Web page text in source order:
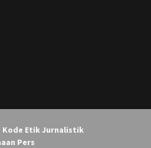
Kode Etik Jurnalistik
Pers